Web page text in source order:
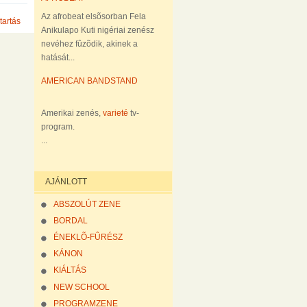
Az afrobeat elsõsorban Fela
Anikulapo Kuti nigériai zenész
nevéhez fûzõdik, akinek a
hatását...
AMERICAN BANDSTAND
Amerikai zenés, varieté tv-
program.
...
AJÁNLOTT
ABSZOLÚT ZENE
BORDAL
ÉNEKLÕ-FÛRÉSZ
KÁNON
KIÁLTÁS
NEW SCHOOL
PROGRAMZENE